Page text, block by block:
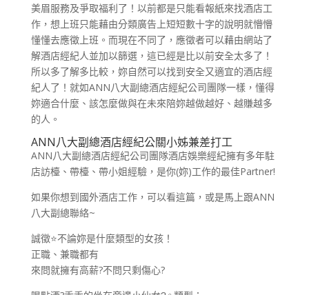
美眉服務及爭取福利了！以前都是只能看報紙來找酒店工
作，想上班只能藉由分類廣告上短短數十字的說明就懵懵
懂懂去應徵上班。而現在不同了，應徵者可以藉由網站了
解酒店經紀人並加以篩選，這已經是比以前安全太多了！
所以多了解多比較，妳自然可以找到安全又適宜的酒店經
紀人了！就如ANN八大副總酒店經紀公司團隊一樣，懂得
妳適合什麼、該怎麼做與在未來陪妳越做越好、越賺越多
的人。
ANN八大副總酒店經紀公關小姊兼差打工
ANN八大副總酒店經紀公司團隊酒店娛樂經紀擁有多年駐
店訪檯、帶檯、帶小姐經驗，是你(妳)工作的最佳Partner!
如果你想到國外酒店工作，可以看這篇，或是馬上跟ANN
八大副總聯絡~
誠徵⭐️不論妳是什麼類型的女孩！
正職、兼職都有
來問就擁有高薪?不問只剩傷心?